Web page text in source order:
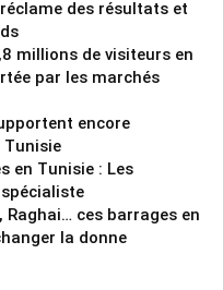
des résultats et
millions de visiteurs en
par les marchés
encore
Tunisie
en Tunisie : Les
Raghai… ces barrages en
la donne